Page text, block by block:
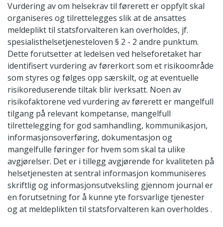
Vurdering av om helsekrav til førerett er oppfylt skal
organiseres og tilrettelegges slik at de ansattes
meldeplikt til statsforvalteren kan overholdes, jf.
spesialisthelsetjenesteloven § 2 - 2 andre punktum.
Dette forutsetter at ledelsen ved helseforetaket har
identifisert vurdering av førerkort som et risikoområde
som styres og følges opp særskilt, og at eventuelle
risikoreduserende tiltak blir iverksatt. Noen av
risikofaktorene ved vurdering av førerett er mangelfull
tilgang på relevant kompetanse, mangelfull
tilrettelegging for god samhandling, kommunikasjon,
informasjonsoverføring, dokumentasjon og
mangelfulle føringer for hvem som skal ta ulike
avgjørelser. Det er i tillegg avgjørende for kvaliteten på
helsetjenesten at sentral informasjon kommuniseres
skriftlig og informasjonsutveksling gjennom journal er
en forutsetning for å kunne yte forsvarlige tjenester
og at meldeplikten til statsforvalteren kan overholdes .